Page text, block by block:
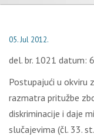
05. Jul 2012.
del. br. 1021 datum:
Postupajući u okviru
razmatra pritužbe
diskriminacije i daje
slučajevima (čl. 33.